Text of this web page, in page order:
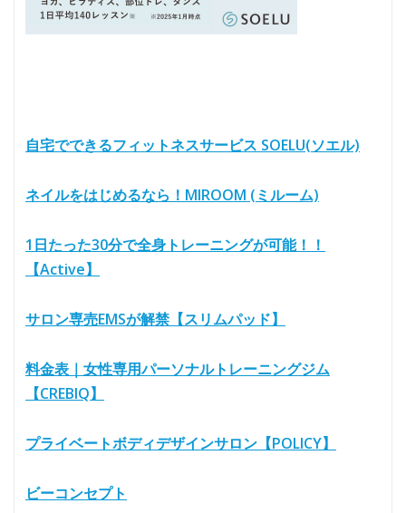
自宅でできるフィットネスサービス SOELU(ソエル)
ネイルをはじめるなら！MIROOM (ミルーム)
1日たった30分で全身トレーニングが可能！！
【Active】
サロン専売EMSが解禁【スリムパッド】
料金表｜女性専用パーソナルトレーニングジム
【CREBIQ】
プライベートボディデザインサロン【POLICY】
ビーコンセプト